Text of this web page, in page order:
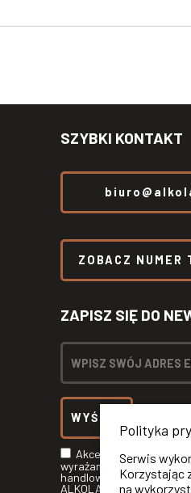
SZYBKI KONTAKT
ZOBACZ NUMER
ZAPISZ SIĘ DO
AkceptujęPolitykę
wyrażam zgodę na
handlowych drogą
ALKOLABS SP. Z O.O.*
Polityka
Serwis
Korzystając
na